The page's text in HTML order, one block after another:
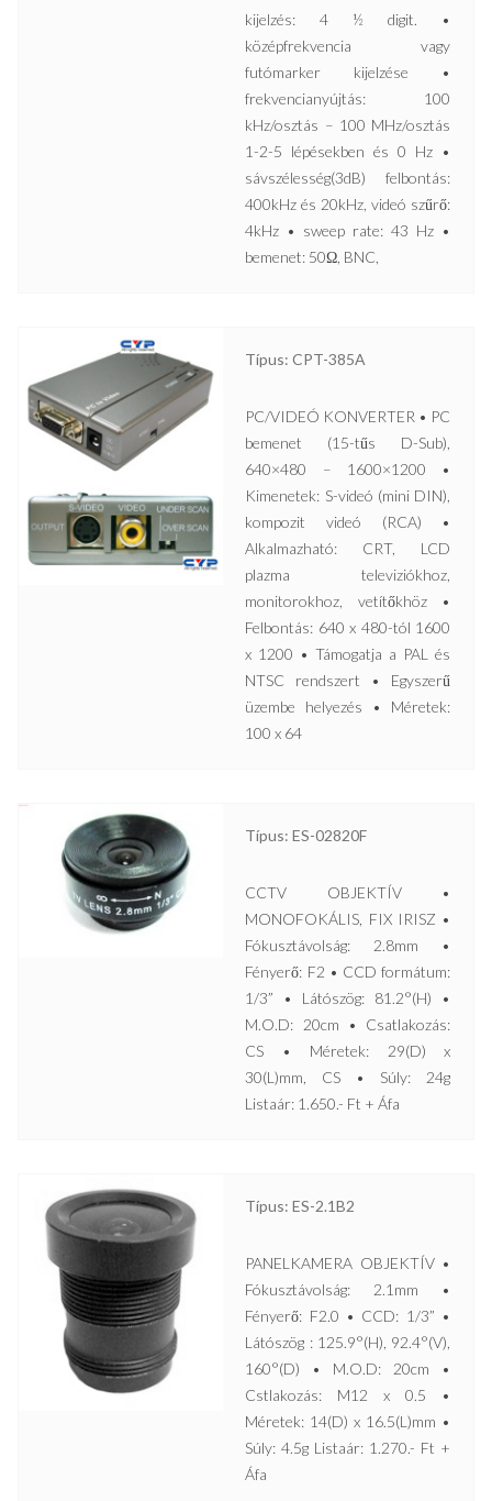
kijelzés: 4 ½ digit. •
középfrekvencia vagy
futómarker kijelzése •
frekvencianyújtás: 100
kHz/osztás – 100 MHz/osztás
1-2-5 lépésekben és 0 Hz •
sávszélesség(3dB) felbontás:
400kHz és 20kHz, videó szűrő:
4kHz • sweep rate: 43 Hz •
bemenet: 50Ω, BNC,
Típus: CPT-385A
PC/VIDEÓ KONVERTER • PC
bemenet (15-tűs D-Sub),
640×480 – 1600×1200 •
Kimenetek: S-videó (mini DIN),
kompozit videó (RCA) •
Alkalmazható: CRT, LCD
plazma televiziókhoz,
monitorokhoz, vetítőkhöz •
Felbontás: 640 x 480-tól 1600
x 1200 • Támogatja a PAL és
NTSC rendszert • Egyszerű
üzembe helyezés • Méretek:
100 x 64
Típus: ES-02820F
CCTV OBJEKTÍV •
MONOFOKÁLIS, FIX IRISZ •
Fókusztávolság: 2.8mm •
Fényerő: F2 • CCD formátum:
1/3” • Látószög: 81.2°(H) •
M.O.D: 20cm • Csatlakozás:
CS • Méretek: 29(D) x
30(L)mm, CS • Súly: 24g
Listaár: 1.650.- Ft + Áfa
Típus: ES-2.1B2
PANELKAMERA OBJEKTÍV •
Fókusztávolság: 2.1mm •
Fényerő: F2.0 • CCD: 1/3” •
Látószög : 125.9°(H), 92.4°(V),
160°(D) • M.O.D: 20cm •
Cstlakozás: M12 x 0.5 •
Méretek: 14(D) x 16.5(L)mm •
Súly: 4.5g Listaár: 1.270.- Ft +
Áfa